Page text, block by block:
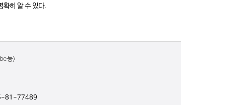
확히 알 수 있다.
등>
81-77489